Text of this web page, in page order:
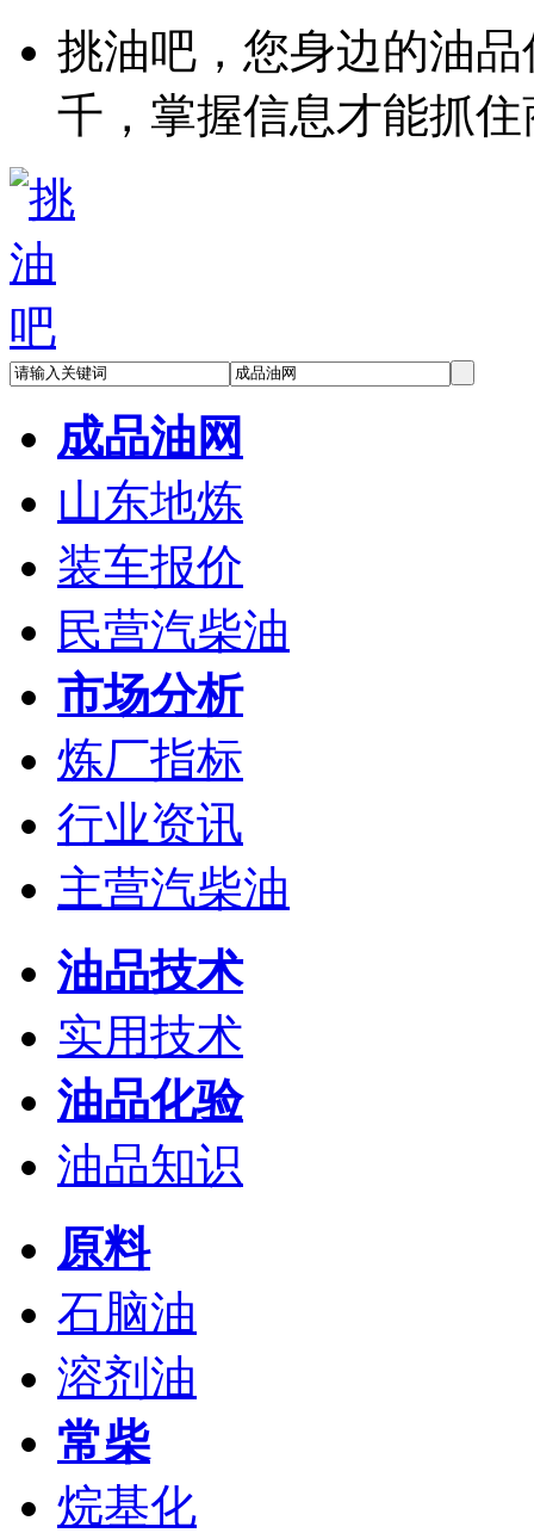
挑油吧，您身边的油
千，掌握信息才能抓
成品油网
山东地炼
装车报价
民营汽柴油
市场分析
炼厂指标
行业资讯
主营汽柴油
油品技术
实用技术
油品化验
油品知识
原料
石脑油
溶剂油
常柴
烷基化